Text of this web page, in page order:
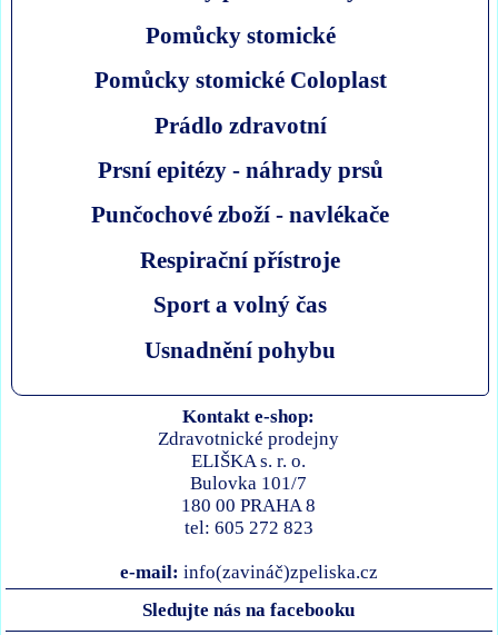
Pomůcky stomické
Pomůcky stomické Coloplast
Prádlo zdravotní
Prsní epitézy - náhrady prsů
Punčochové zboží - navlékače
Respirační přístroje
Sport a volný čas
Usnadnění pohybu
Kontakt e-shop:
Zdravotnické prodejny
ELIŠKA s. r. o.
Bulovka 101/7
180 00 PRAHA 8
tel: 605 272 823
e-mail: info(zavináč)zpeliska.cz
Sledujte nás na facebooku